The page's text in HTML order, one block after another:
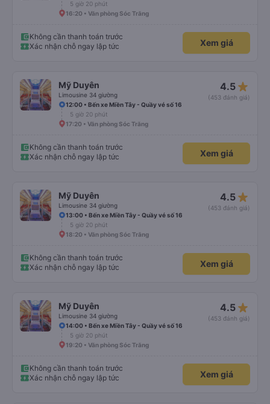
5 giờ 20 phút
16:20 • Văn phòng Sóc Trăng
Không cần thanh toán trước
Xác nhận chỗ ngay lập tức
Xem giá
Mỹ Duyên
Limousine 34 giường
4.5 star_rate
(453 đánh giá)
12:00 • Bến xe Miền Tây - Quầy vé số 16
5 giờ 20 phút
17:20 • Văn phòng Sóc Trăng
Không cần thanh toán trước
Xác nhận chỗ ngay lập tức
Xem giá
Mỹ Duyên
Limousine 34 giường
4.5 star_rate
(453 đánh giá)
13:00 • Bến xe Miền Tây - Quầy vé số 16
5 giờ 20 phút
18:20 • Văn phòng Sóc Trăng
Không cần thanh toán trước
Xác nhận chỗ ngay lập tức
Xem giá
Mỹ Duyên
Limousine 34 giường
4.5 star_rate
(453 đánh giá)
14:00 • Bến xe Miền Tây - Quầy vé số 16
5 giờ 20 phút
19:20 • Văn phòng Sóc Trăng
Không cần thanh toán trước
Xác nhận chỗ ngay lập tức
Xem giá